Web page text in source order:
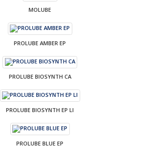
MOLUBE
PROLUBE AMBER EP
PROLUBE BIOSYNTH CA
PROLUBE BIOSYNTH EP LI
PROLUBE BLUE EP